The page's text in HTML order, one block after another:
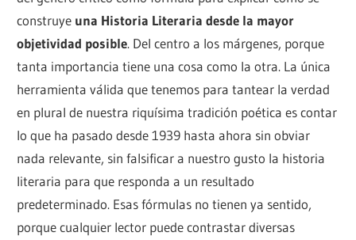
construye una Historia Literaria desde la mayor
objetividad posible. Del centro a los márgenes, porque
tanta importancia tiene una cosa como la otra. La única
herramienta válida que tenemos para tantear la verdad
en plural de nuestra riquísima tradición poética es contar
lo que ha pasado desde 1939 hasta ahora sin obviar
nada relevante, sin falsificar a nuestro gusto la historia
literaria para que responda a un resultado
predeterminado. Esas fórmulas no tienen ya sentido,
porque cualquier lector puede contrastar diversas